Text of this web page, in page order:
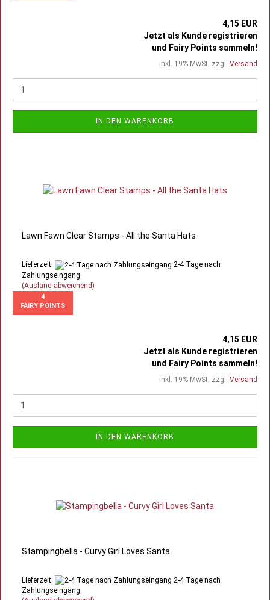
4,15 EUR
Jetzt als Kunde registrieren
und Fairy Points sammeln!
inkl. 19% MwSt. zzgl. Versand
IN DEN WARENKORB
Lawn Fawn Clear Stamps - All the Santa Hats
Lieferzeit:
2-4 Tage nach
Zahlungseingang
(Ausland abweichend)
4
FAIRY POINTS
4,15 EUR
Jetzt als Kunde registrieren
und Fairy Points sammeln!
inkl. 19% MwSt. zzgl. Versand
IN DEN WARENKORB
Stampingbella - Curvy Girl Loves Santa
Lieferzeit:
2-4 Tage nach
Zahlungseingang